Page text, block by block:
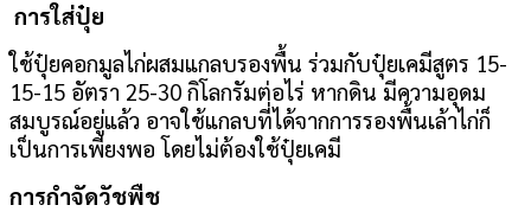
การใส่ปุ๋ย
ใช้ปุ๋ยคอกมูลไก่ผสมแกลบรองพื้น ร่วมกับปุ๋ยเคมีสูตร 15-
15-15 อัตรา 25-30 กิโลกรัมต่อไร่ หากดิน มีความอุดม
สมบูรณ์อยู่แล้ว อาจใช้แกลบที่ได้จากการรองพื้นเล้าไก่ก็
เป็นการเพียงพอ โดยไม่ต้องใช้ปุ๋ยเคมี
การกำจัดวัชพืช